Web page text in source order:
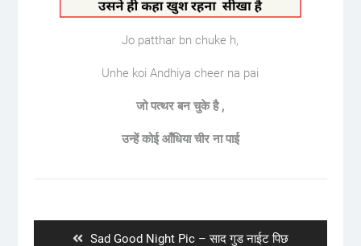
Jo patthar bn chuke h,
Unhe koi Andhiya cheer na pai
जो पत्थर बन चुके है ,
उन्हें कोई आँधिया चीर ना पाई
Previous
Sad Good Night Pic – साद गुड नाईट पिछ